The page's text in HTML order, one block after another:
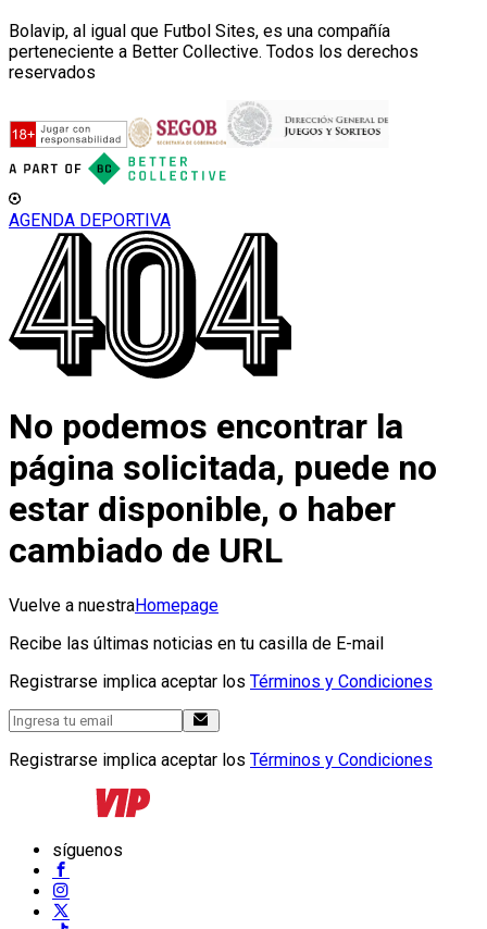
Bolavip, al igual que Futbol Sites, es una compañía
perteneciente a Better Collective. Todos los derechos
reservados
AGENDA DEPORTIVA
No podemos encontrar la
página solicitada, puede no
estar disponible, o haber
cambiado de URL
Vuelve a nuestraHomepage
Recibe las últimas noticias en tu casilla de E-mail
Registrarse implica aceptar los Términos y Condiciones
Registrarse implica aceptar los Términos y Condiciones
síguenos